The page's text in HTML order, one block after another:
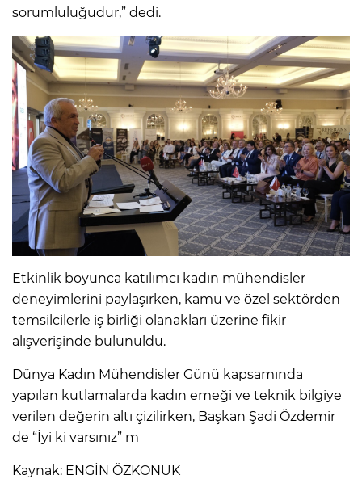
sorumluluğudur,” dedi.
Etkinlik boyunca katılımcı kadın mühendisler
deneyimlerini paylaşırken, kamu ve özel sektörden
temsilcilerle iş birliği olanakları üzerine fikir
alışverişinde bulunuldu.
Dünya Kadın Mühendisler Günü kapsamında
yapılan kutlamalarda kadın emeği ve teknik bilgiye
verilen değerin altı çizilirken, Başkan Şadi Özdemir
de “İyi ki varsınız” m
Kaynak: ENGİN ÖZKONUK